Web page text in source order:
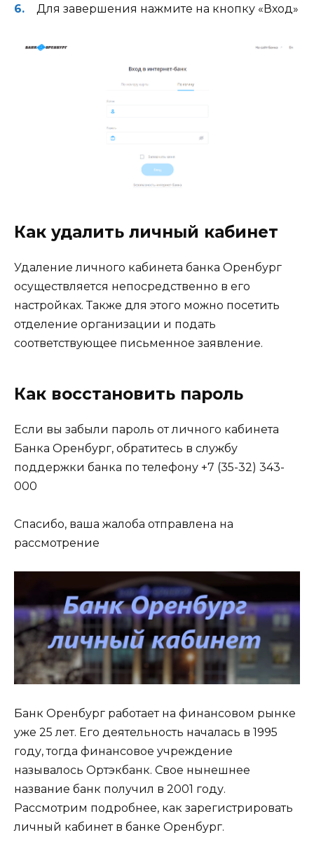
Для завершения нажмите на кнопку «Вход»
Как удалить личный кабинет
Удаление личного кабинета банка Оренбург
осуществляется непосредственно в его
настройках. Также для этого можно посетить
отделение организации и подать
соответствующее письменное заявление.
Как восстановить пароль
Если вы забыли пароль от личного кабинета
Банка Оренбург, обратитесь в службу
поддержки банка по телефону +7 (35-32) 343-
000
Спасибо, ваша жалоба отправлена на
рассмотрение
Банк Оренбург работает на финансовом рынке
уже 25 лет. Его деятельность началась в 1995
году, тогда финансовое учреждение
называлось Ортэкбанк. Свое нынешнее
название банк получил в 2001 году.
Рассмотрим подробнее, как зарегистрировать
личный кабинет в банке Оренбург.